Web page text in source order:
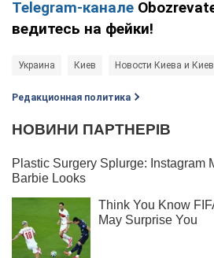
Telegram-канале
ведитесь на фейки!
Украина Киев Новости Киева и
Редакционная политика